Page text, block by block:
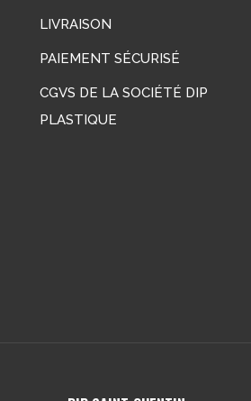
LIVRAISON
PAIEMENT SÉCURISÉ
CGVS DE LA SOCIÉTÉ DIP
PLASTIQUE